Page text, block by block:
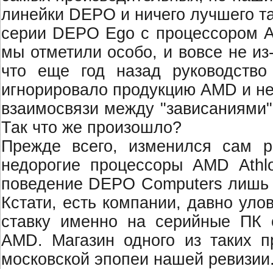
линейки DEPO и ничего лучшего
серии DEPO Ego с процессором
мы отметили особо, и вовсе не
что еще год назад
игнорировало продукцию AMD и
взаимосвязи между
Так что же произошло?
Прежде всего, изменился сам
недорогие процессоры AMD
поведение DEPO Computers
Кстати, есть компании, давно
ставку именно на серийные ПК
AMD. Магазин одного из таких
московской эпопеи нашей